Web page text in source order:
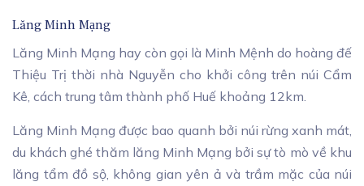
Lăng Minh Mạng
Lăng Minh Mạng hay còn gọi là Minh Mệnh do hoàng đế
Thiệu Trị thời nhà Nguyễn cho khởi công trên núi Cẩm
Kê, cách trung tâm thành phố Huế khoảng 12km.
Lăng Minh Mạng được bao quanh bởi núi rừng xanh mát,
du khách ghé thăm lăng Minh Mạng bởi sự tò mò về khu
lăng tẩm đồ sộ, không gian yên ả và trầm mặc của núi